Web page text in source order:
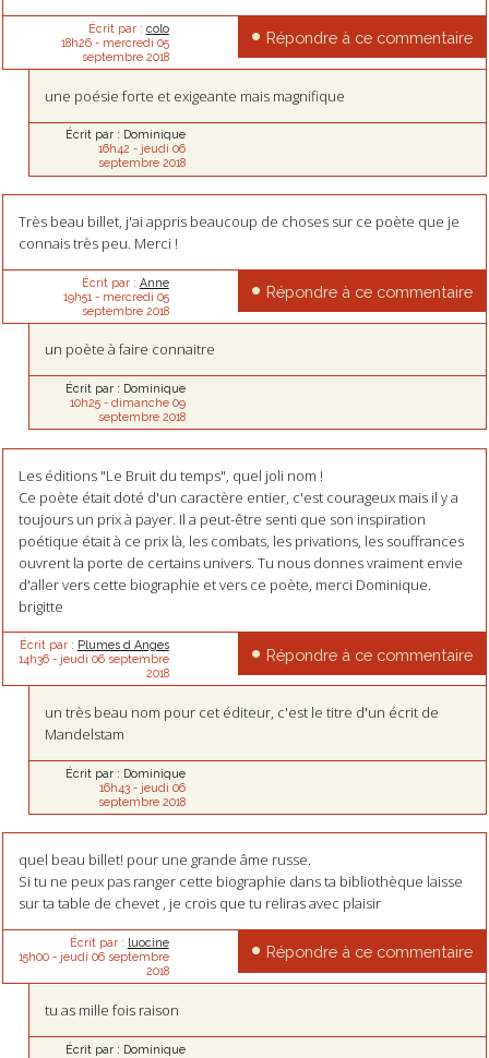
Écrit par : colo
18h26- mercredi 05
septembre 2018
Répondre à ce commentaire
une poésie forte et exigeante mais magnifique
Écrit par : Dominique
16h42 - jeudi 06
septembre 2018
Très beau billet, j'ai appris beaucoup de choses sur ce poète que je
connais très peu. Merci !
Écrit par : Anne
19h51 - mercredi 05
septembre 2018
Répondre à ce commentaire
un poète à faire connaitre
Écrit par : Dominique
10h25- dimanche 09
septembre 2018
Les éditions "Le Bruit du temps", quel joli nom !
Ce poète était doté d'un caractère entier, c'est courageux mais il y a
toujours un prix à payer. Il a peut-être senti que son inspiration
poétique était à ce prix là, les combats, les privations, les souffrances
ouvrent la porte de certains univers. Tu nous donnes vraiment envie
d'aller vers cette biographie et vers ce poète, merci Dominique.
brigitte
Écrit par : Plumes d Anges
14h36- jeudi 06 septembre
2018
Répondre à ce commentaire
un très beau nom pour cet éditeur, c'est le titre d'un écrit de
Mandelstam
Écrit par : Dominique
16h43- jeudi 06
septembre 2018
quel beau billet! pour une grande âme russe.
Si tu ne peux pas ranger cette biographie dans ta bibliothèque laisse
sur ta table de chevet , je crois que tu reliras avec plaisir
Écrit par : luocine
15h00- jeudi 06 septembre
2018
Répondre à ce commentaire
tu as mille fois raison
Écrit par : Dominique